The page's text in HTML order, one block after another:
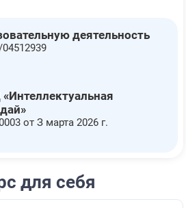
деятельность
от З марта 2026 г.
для себя